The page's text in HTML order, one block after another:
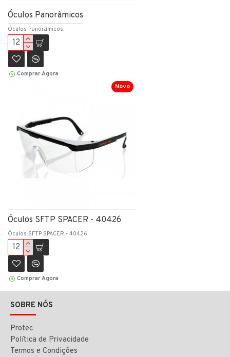
Óculos Panorâmicos
Óculos Panorâmicos
Comprar Agora
Novo
Óculos SFTP SPACER - 40426
Óculos SFTP SPACER - 40426
Comprar Agora
SOBRE NÓS
Protec
Política de Privacidade
Termos e Condições